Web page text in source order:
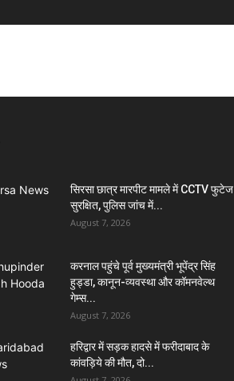
सिरसा छात्र मारपीट मामले में CCTV फुटेज
सुरक्षित, पुलिस जांच में...
August 7, 2026
करनाल पहुंचे पूर्व मुख्यमंत्री भूपेंद्र सिंह
हुड्डा, कानून-व्यवस्था और कॉमनवेल्थ
गेम्स...
August 7, 2026
हरिद्वार में सड़क हादसे में फरीदाबाद के
कांवड़िये की मौत, दो...